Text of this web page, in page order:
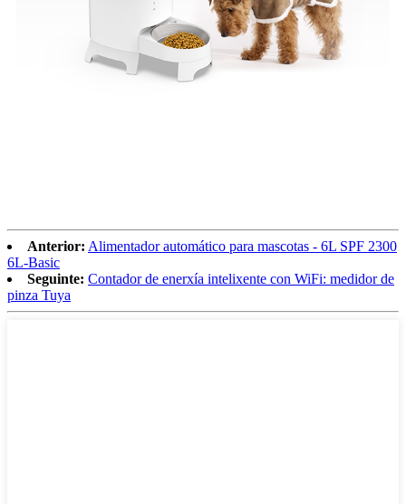
Anterior: Alimentador automático para mascotas - 6L SPF 2300
6L-Basic
Seguinte: Contador de enerxía intelixente con WiFi: medidor de
pinza Tuya